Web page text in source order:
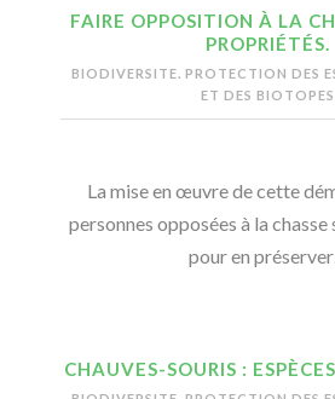
FAIRE OPPOSITION À LA
PROPRIÉTÉS.
BIODIVERSITE. PROTECTION DES
ET DES BIOTOPES
La mise en œuvre de cette
personnes opposées à la
pour en
CHAUVES-SOURIS :